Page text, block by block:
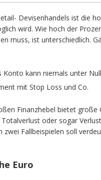
Devisenhandels ist die
wird. Wie hoch der
muss, ist unterschiedlich.
Konto kann niemals unter
mit Stop Loss und Co.
Finanzhebel bietet
oder sogar
zwei Fallbeispielen soll
Euro